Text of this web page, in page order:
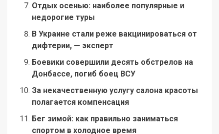
Отдых осенью: наиболее популярные и
недорогие туры
В Украине стали реже вакцинироваться от
дифтерии, — эксперт
Боевики совершили десять обстрелов на
Донбассе, погиб боец ВСУ
За некачественную услугу салона красоты
полагается компенсация
Бег зимой: как правильно заниматься
спортом в холодное время